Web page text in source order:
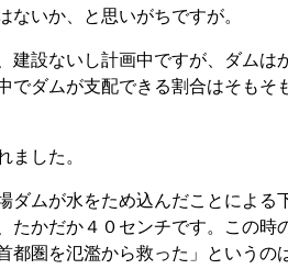
いか、と思いがちですが。
設ないし計画中ですが、ダムは
でダムが支配できる割合はそもそ
した。
ダムが水をため込んだことによる
たかだか４０センチです。この時
都圏を氾濫から救った」というの